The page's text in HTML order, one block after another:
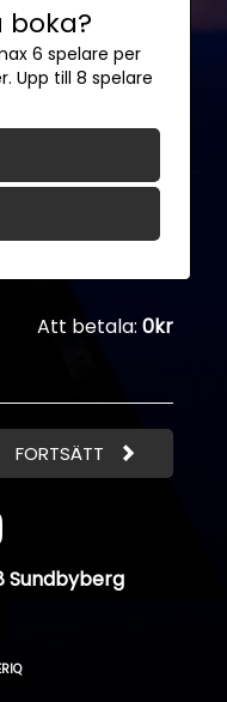
boka?
6 spelare per
Upp till 8 spelare
Att betala: 0kr
FORTSÄTT
Sundbyberg